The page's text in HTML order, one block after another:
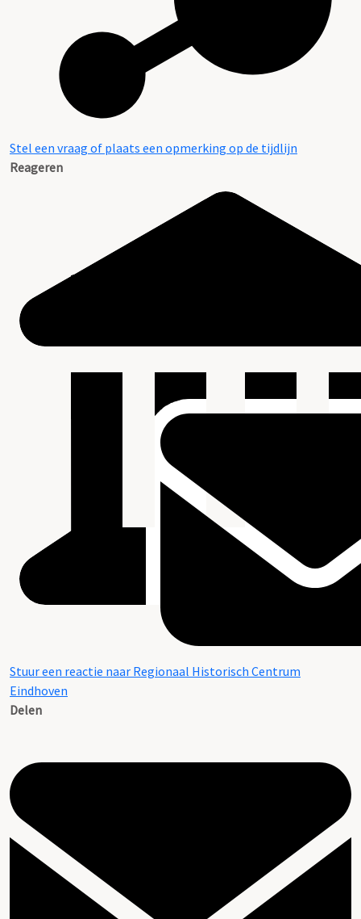
Stel een vraag of plaats een opmerking op de tijdlijn
Reageren
Stuur een reactie naar Regionaal Historisch Centrum
Eindhoven
Delen